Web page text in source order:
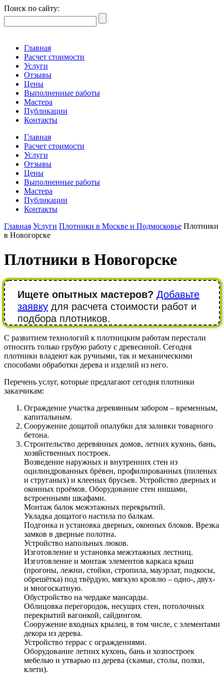
Поиск по сайту:
Главная
Расчет стоимости
Услуги
Отзывы
Цены
Выполненные работы
Мастера
Публикации
Контакты
Главная
Расчет стоимости
Услуги
Отзывы
Цены
Выполненные работы
Мастера
Публикации
Контакты
Главная Услуги Плотники в Москве и Подмосковье Плотники
в Новогорске
Плотники в Новогорске
Ищете опытных мастеров? Добавьте
заявку для расчета стоимости работ и
подбора плотников.
С развитием технологий к плотницким работам перестали
относить только грубую работу с древесиной. Сегодня
плотники владеют как ручными, так и механическими
способами обработки дерева и изделий из него.
Перечень услуг, которые предлагают сегодня плотники
заказчикам:
Ограждение участка деревянным забором – временным,
капитальным.
Сооружение дощатой опалубки для заливки товарного
бетона.
Строительство деревянных домов, летних кухонь, бань,
хозяйственных построек.
Возведение наружных и внутренних стен из
оцилиндрованных брёвен, профилированных (пиленых
и струганых) и клееных брусьев. Устройство дверных и
оконных проёмов. Оборудование стен нишами,
встроенными шкафами.
Монтаж балок межэтажных перекрытий.
Укладка дощатого настила по балкам.
Подгонка и установка дверных, оконных блоков. Врезка
замков в дверные полотна.
Устройство напольных люков.
Изготовление и установка межэтажных лестниц.
Изготовление и монтаж элементов каркаса крыш
(прогоны, лежни, стойки, стропила, мауэрлат, подкосы,
обрешётка) под твёрдую, мягкую кровлю – одно-, двух-
и многоскатную.
Обустройство на чердаке мансарды.
Облицовка перегородок, несущих стен, потолочных
перекрытий вагонкой, сайдингом.
Сооружение входных крылец, в том числе, с элементами
декора из дерева.
Устройство террас с ограждениями.
Оборудование летних кухонь, бань и хозпостроек
мебелью и утварью из дерева (скамьи, столы, полки,
клети).